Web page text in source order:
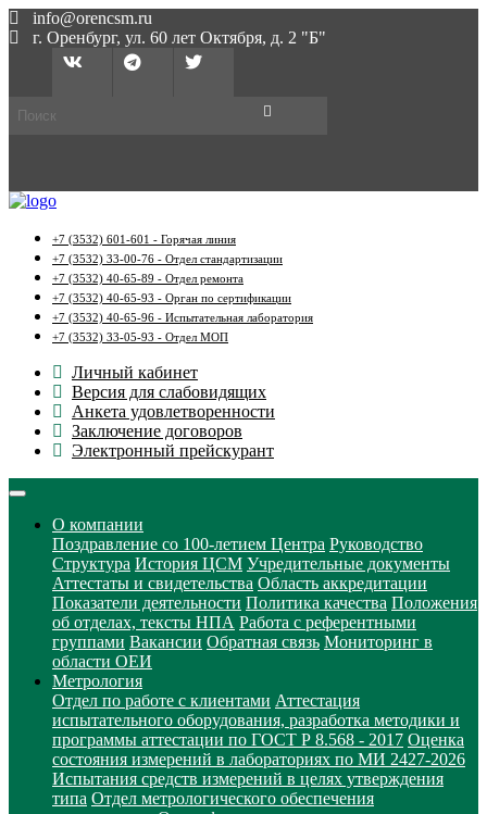
info@orencsm.ru
г. Оренбург, ул. 60 лет Октября, д. 2 "Б"
+7 (3532) 601-601 - Горячая линия
+7 (3532) 33-00-76 - Отдел стандартизации
+7 (3532) 40-65-89 - Отдел ремонта
+7 (3532) 40-65-93 - Орган по сертификации
+7 (3532) 40-65-96 - Испытательная лаборатория
+7 (3532) 33-05-93 - Отдел МОП
Личный кабинет
Версия для слабовидящих
Анкета удовлетворенности
Заключение договоров
Электронный прейскурант
О компании
Поздравление со 100-летием Центра Руководство
Структура История ЦСМ Учредительные документы
Аттестаты и свидетельства Область аккредитации
Показатели деятельности Политика качества Положения
об отделах, тексты НПА Работа с референтными
группами Вакансии Обратная связь Мониторинг в
области ОЕИ
Метрология
Отдел по работе с клиентами Аттестация
испытательного оборудования, разработка методики и
программы аттестации по ГОСТ Р 8.568 - 2017 Оценка
состояния измерений в лабораториях по МИ 2427-2026
Испытания средств измерений в целях утверждения
типа Отдел метрологического обеспечения